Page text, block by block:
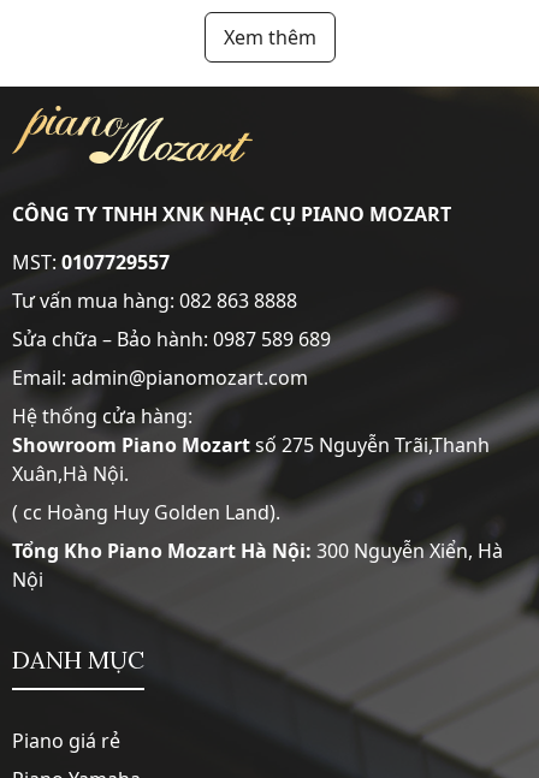
Xem thêm
CÔNG TY TNHH XNK NHẠC CỤ PIANO MOZART
MST:0107729557
Tư vấn mua hàng: 082 863 8888
Sửa chữa – Bảo hành: 0987 589 689
Email: admin@pianomozart.com
Hệ thống cửa hàng:
Showroom Piano Mozartsố 275 Nguyễn Trãi,Thanh
Xuân,Hà Nội.
( cc Hoàng Huy Golden Land).
Tổng Kho Piano Mozart Hà Nội: 300 Nguyễn Xiển, Hà
Nội
DANH MỤC
Piano giá rẻ